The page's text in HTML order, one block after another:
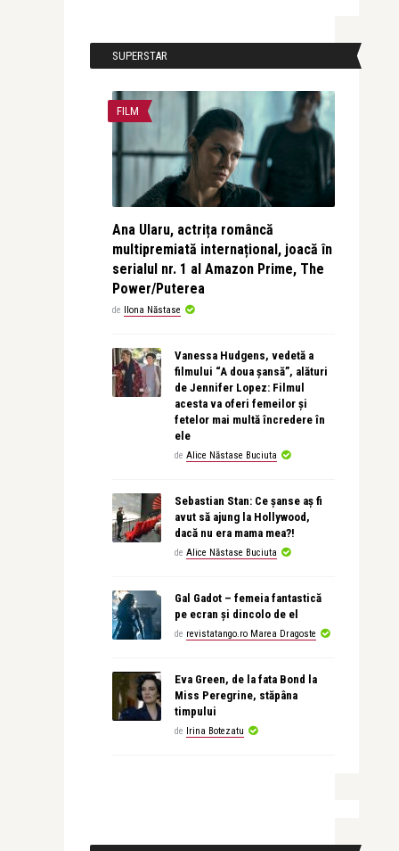
SUPERSTAR
FILM
Ana Ularu, actrița româncă
multipremiată internațional, joacă în
serialul nr. 1 al Amazon Prime, The
Power/Puterea
de Ilona Năstase
Vanessa Hudgens, vedetă a
filmului “A doua șansă”, alături
de Jennifer Lopez: Filmul
acesta va oferi femeilor și
fetelor mai multă încredere în
ele
de Alice Năstase Buciuta
Sebastian Stan: Ce șanse aș fi
avut să ajung la Hollywood,
dacă nu era mama mea?!
de Alice Năstase Buciuta
Gal Gadot – femeia fantastică
pe ecran și dincolo de el
de revistatango.ro Marea Dragoste
Eva Green, de la fata Bond la
Miss Peregrine, stăpâna
timpului
de Irina Botezatu